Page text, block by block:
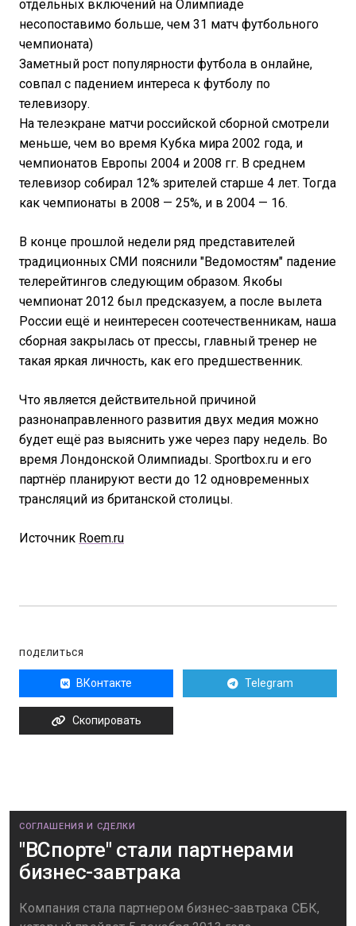
отдельных включений на Олимпиаде
несопоставимо больше, чем 31 матч футбольного
чемпионата)
Заметный рост популярности футбола в онлайне,
совпал с падением интереса к футболу по
телевизору.
На телеэкране матчи российской сборной смотрели
меньше, чем во время Кубка мира 2002 года, и
чемпионатов Европы 2004 и 2008 гг. В среднем
телевизор собирал 12% зрителей старше 4 лет. Тогда
как чемпионаты в 2008 — 25%, и в 2004 — 16.
В конце прошлой недели ряд представителей
традиционных СМИ пояснили "Ведомостям" падение
телерейтингов следующим образом. Якобы
чемпионат 2012 был предсказуем, а после вылета
России ещё и неинтересен соотечественникам, наша
сборная закрылась от прессы, главный тренер не
такая яркая личность, как его предшественник.
Что является действительной причиной
разнонаправленного развития двух медия можно
будет ещё раз выяснить уже через пару недель. Во
время Лондонской Олимпиады. Sportbox.ru и его
партнёр планируют вести до 12 одновременных
трансляций из британской столицы.
Источник Roem.ru
ПОДЕЛИТЬСЯ
ВКонтакте Telegram
Скопировать
СОГЛАШЕНИЯ И СДЕЛКИ
"ВСпорте" стали партнерами
бизнес-завтрака
Компания стала партнером бизнес-завтрака СБК,